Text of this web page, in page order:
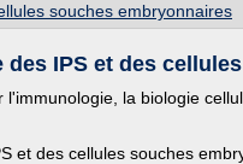
souches embryonnaires
IPS et des
la biologie
et des cellules souches